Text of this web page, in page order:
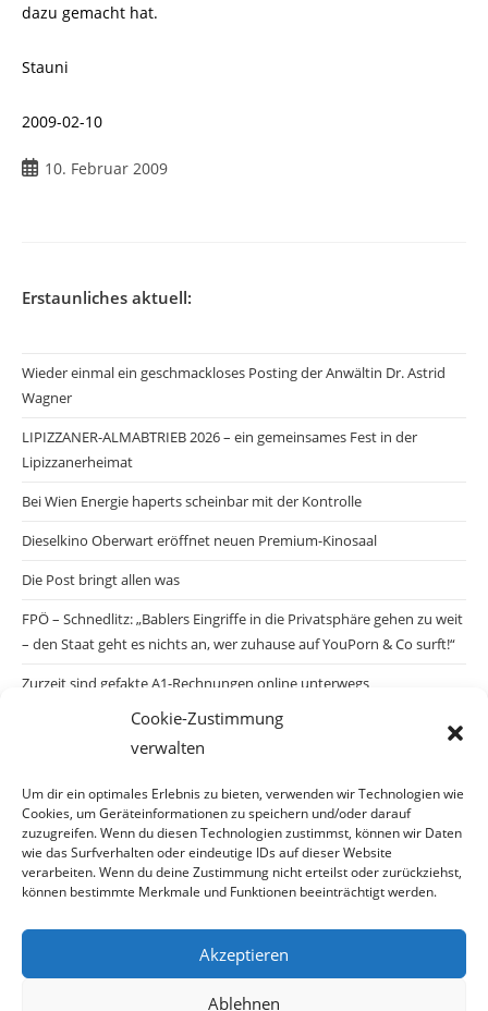
Cookie-Zustimmung
verwalten
Um dir ein optimales Erlebnis zu bieten, verwenden wir Technologien wie
Cookies, um Geräteinformationen zu speichern und/oder darauf
zuzugreifen. Wenn du diesen Technologien zustimmst, können wir Daten
wie das Surfverhalten oder eindeutige IDs auf dieser Website
verarbeiten. Wenn du deine Zustimmung nicht erteilst oder zurückziehst,
können bestimmte Merkmale und Funktionen beeinträchtigt werden.
Akzeptieren
Ablehnen
dazu gemacht hat.
Stauni
2009-02-10
Beitrag10. Februar 2009
Erstaunliches aktuell:
Wieder einmal ein geschmackloses Posting der Anwältin Dr. Astrid
Wagner
LIPIZZANER-ALMABTRIEB 2026 – ein gemeinsames Fest in der
Lipizzanerheimat
Bei Wien Energie haperts scheinbar mit der Kontrolle
Dieselkino Oberwart eröffnet neuen Premium-Kinosaal
Die Post bringt allen was
FPÖ – Schnedlitz: „Bablers Eingriffe in die Privatsphäre gehen zu weit
– den Staat geht es nichts an, wer zuhause auf YouPorn & Co surft!“
Zurzeit sind gefakte A1-Rechnungen online unterwegs
Salzburgs Juden und ihre Sicherheit: „Erst nach einem Anschlag wäre
die Gefahr endlich konkret!“
Biologisches Wunder in Ceuta
Ein vermeintliches Abschiebemärchen
Archiv